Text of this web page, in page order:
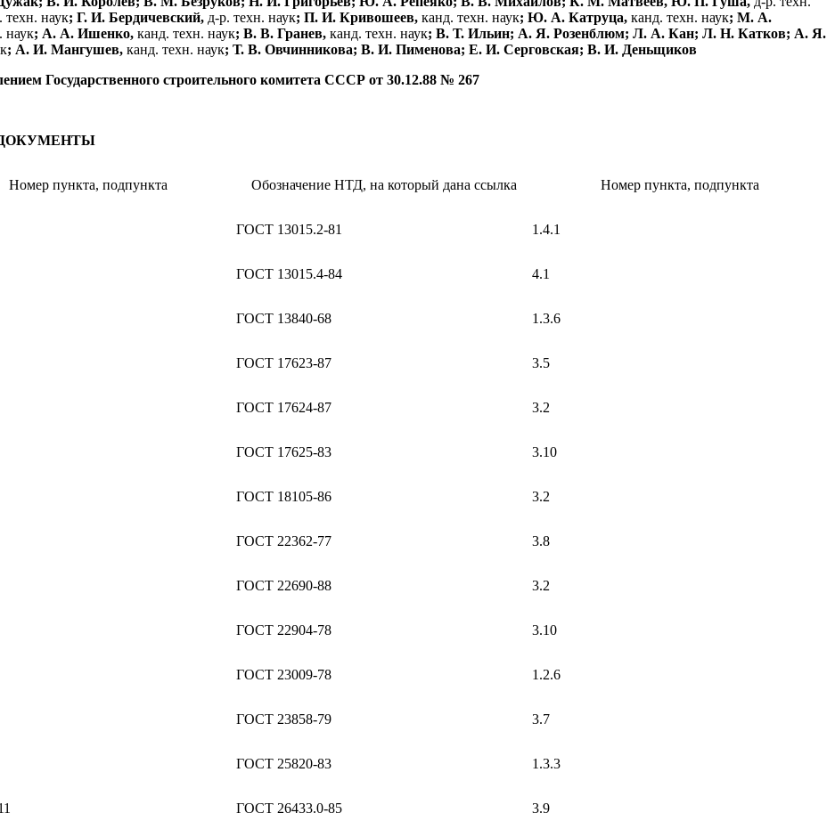
техн. наук; Г. И. Бердичевский, д-р. техн. наук; П. И. Кривошеев, канд. техн. наук; Ю. А. Катруца, канд. техн. наук; М. А.
наук; А. А. Ишенко, канд. техн. наук; В. В. Гранев, канд. техн. наук; В. Т. Ильин; А. Я. Розенблюм; Л. А. Кан; Л. Н. Катков; А. Я.
; А. И. Мангушев, канд. техн. наук; Т. В. Овчинникова; В. И. Пименова; Е. И. Серговская; В. И. Деньщиков
строительного комитета СССР от 30.12.88 № 267
Номер пункта, подпункта Обозначение НТД, на который дана ссылка Номер пункта, подпункта
ГОСТ 13015.2-81 1.4.1
ГОСТ 13015.4-84 4.1
ГОСТ 13840-68 1.3.6
ГОСТ 17623-87 3.5
ГОСТ 17624-87 3.2
ГОСТ 17625-83 3.10
ГОСТ 18105-86 3.2
ГОСТ 22362-77 3.8
ГОСТ 22690-88 3.2
ГОСТ 22904-78 3.10
ГОСТ 23009-78 1.2.6
ГОСТ 23858-79 3.7
ГОСТ 25820-83 1.3.3
ГОСТ 26433.0-85 3.9